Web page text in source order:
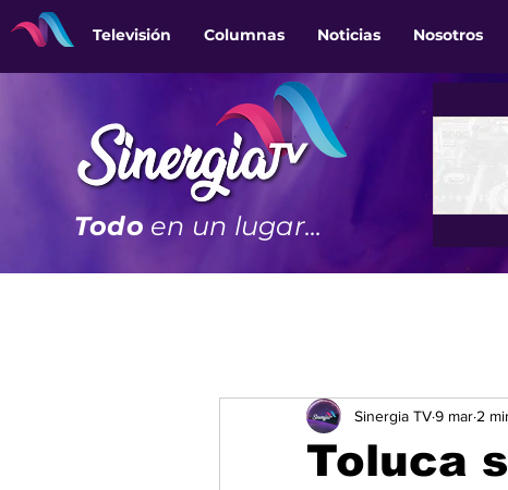
Televisión Columnas Noticias Nosotros
Todo en un lugar...
Toluca
Sinergia TV9 mar 2